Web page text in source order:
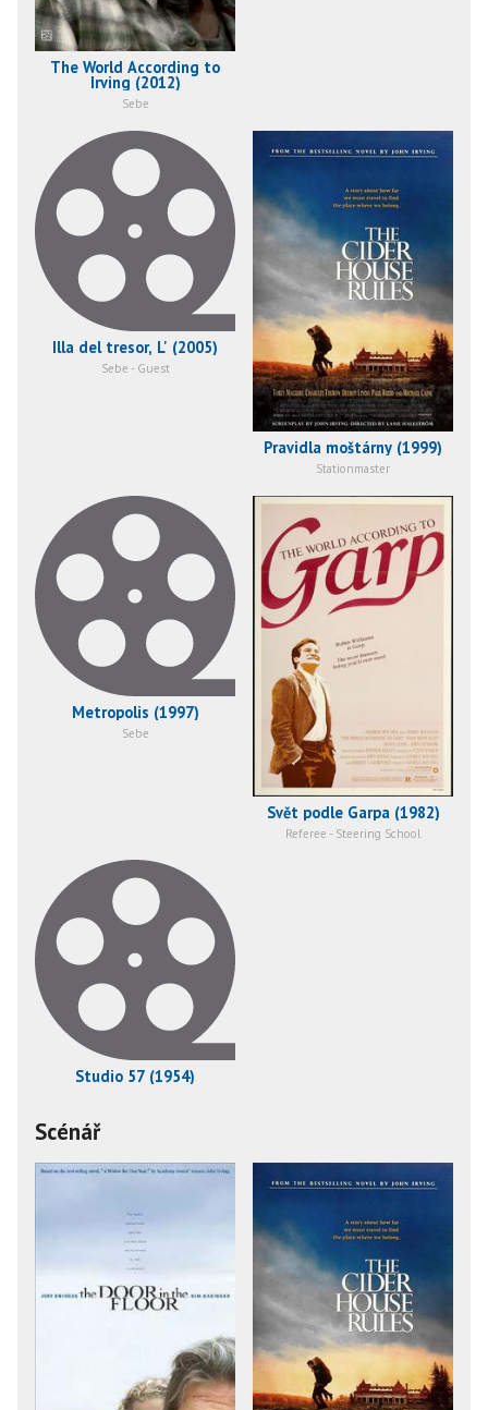
The World According to
Irving (2012)
Sebe
Illa del tresor, L' (2005)
Sebe - Guest
Pravidla moštárny (1999)
Stationmaster
Metropolis (1997)
Sebe
Svět podle Garpa (1982)
Referee - Steering School
Studio 57 (1954)
Scénář